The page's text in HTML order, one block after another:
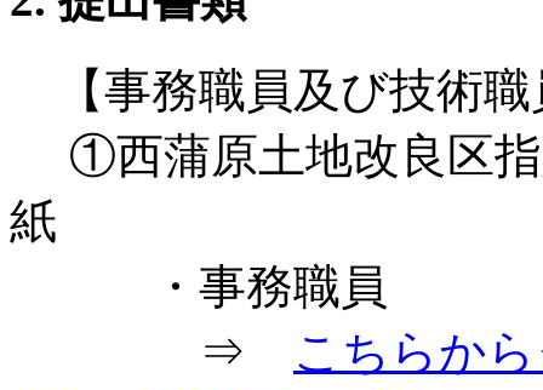
【事務職員及び技術
①西蒲原土地改良区指
紙
・事務職員
⇒ こちらか